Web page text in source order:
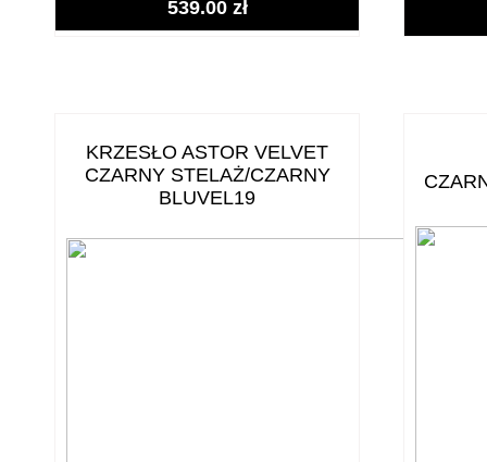
539.00 zł
KRZESŁO ASTOR VELVET
CZARNY STELAŻ/CZARNY
BLUVEL19